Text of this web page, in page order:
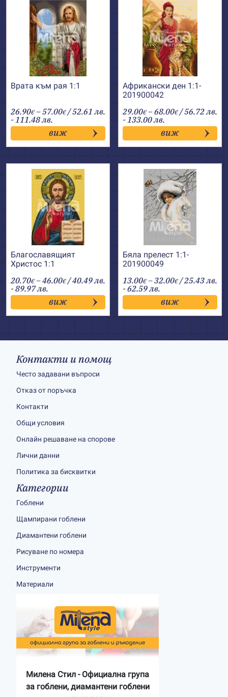
Врата към рая 1:1
26.90€ –57.00€Price
range:
26.90€
through
57.00€
/ 52.61 лв.
- 111.48 лв.
виж
Африкански ден 1:1-
201900042
29.00€ –68.00€Price
range:
29.00€
through
68.00€
/ 56.72 лв.
- 133.00 лв.
виж
Благославящият
Христос 1:1
20.70€ –46.00€Price
range:
20.70€
through
46.00€
/ 40.49 лв.
- 89.97 лв.
виж
Бяла прелест 1:1-
201900049
13.00€ –32.00€Price
range:
13.00€
through
32.00€
/ 25.43 лв.
- 62.59 лв.
виж
Контакти и помощ
Често задавани въпроси
Отказ от поръчка
Контакти
Общи условия
Онлайн решаване на спорове
Лични данни
Политика за бисквитки
Категории
Гоблени
Щампирани гоблени
Диамантени гоблени
Рисуване по номера
Инструменти
Материали
Милена Стил - Официална група
за гоблени, диамантени гоблени